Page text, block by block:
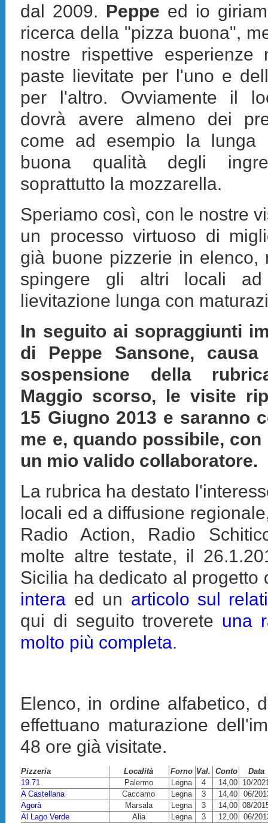
dal 2009. Peppe ed io
ricerca della "pizza buona",
nostre rispettive esperienze
paste lievitate per l'uno e
per l'altro. Ovviamente il
dovrà avere almeno dei
come ad esempio la lunga
buona qualità degli
soprattutto la mozzarella.
Speriamo così, con le nostre
un processo virtuoso di
già buone pizzerie in elenco,
spingere gli altri locali ad
lievitazione lunga con
In seguito ai sopraggiunti
di Peppe Sansone,
sospensione della
Maggio scorso, le visite
15 Giugno 2013 e saranno
me e, quando possibile,
un mio valido collaboratore.
La rubrica ha destato
locali ed a diffusione
Radio Action, Radio
molte altre testate, il
Sicilia ha dedicato al progetto
intera ed un articolo sul
qui di seguito troverete una
molto più completa.
Elenco, in ordine alfabetico,
effettuano maturazione
48 ore già visitate.
Pizzeria Località Forno Val. Conto
Data
19.71
Palermo Legna 4 14,00 10/
A Castellana
Caccamo Legna 3 14,40
06/
Agorà
Marsala Legna 3 14,00 08/
Al Lago Verde
Alia Legna 3 12,00
06/